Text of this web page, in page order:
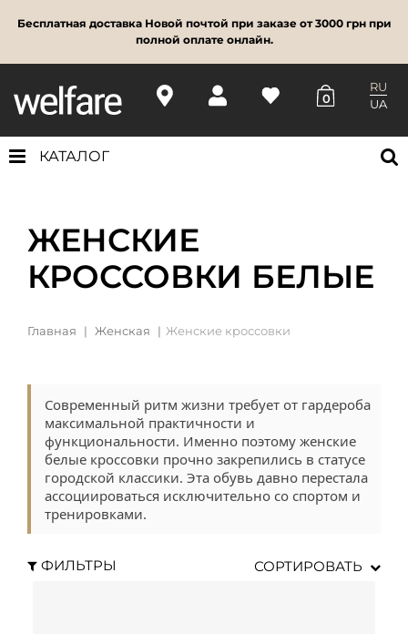
Бесплатная доставка Новой почтой при заказе от 3000 грн при
полной оплате онлайн.
0
RU
UA
КАТАЛОГ
ЖЕНСКИЕ
КРОССОВКИ БЕЛЫЕ
Главная Женская Женские кроссовки
Современный ритм жизни требует от гардероба
максимальной практичности и
функциональности. Именно поэтому женские
белые кроссовки прочно закрепились в статусе
городской классики. Эта обувь давно перестала
ассоциироваться исключительно со спортом и
тренировками.
ФИЛЬТРЫ СОРТИРОВАТЬ